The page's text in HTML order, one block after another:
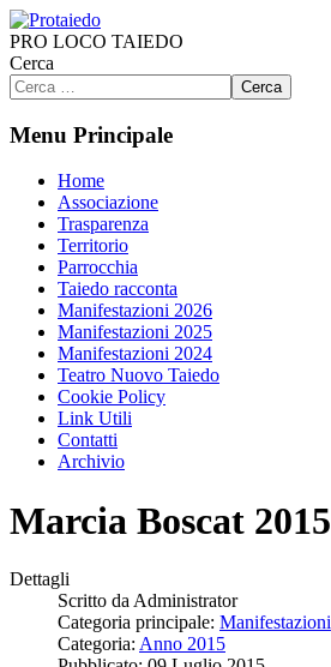
PRO LOCO TAIEDO
Cerca
Cerca
Menu Principale
Home
Associazione
Trasparenza
Territorio
Parrocchia
Taiedo racconta
Manifestazioni 2026
Manifestazioni 2025
Manifestazioni 2024
Teatro Nuovo Taiedo
Cookie Policy
Link Utili
Contatti
Archivio
Marcia Boscat 2015
Dettagli
Scritto da Administrator
Categoria principale: Manifestazioni
Categoria: Anno 2015